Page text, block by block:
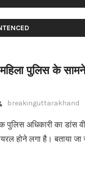
महिला पुलिस के
breakinguttarakhand
पुलिस अधिकारी का डांस
होने लगा है। बताया जा